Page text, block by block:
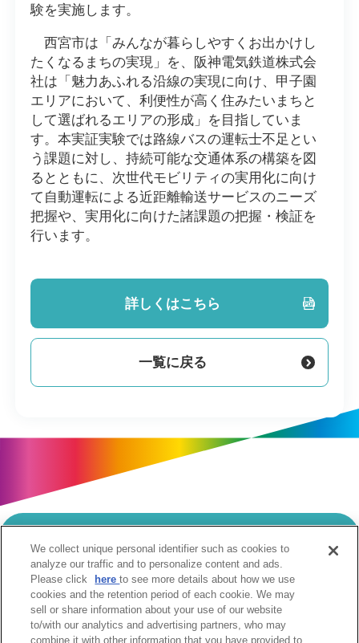
験を実施します。
西宮市は「みんなが暮らしやすくお出かけし
たくなるまちの実現」を、阪神電気鉄道株式会
社は「魅力あふれる沿線の実現に向け、甲子園
エリアにおいて、利便性が高く住みたいまちと
して選ばれるエリアの形成」を目指していま
す。本実証実験では路線バスの運転士不足とい
う課題に対し、持続可能な交通体系の構築を図
るとともに、次世代モビリティの実用化に向け
て自動運転による近距離輸送サービスのニーズ
把握や、実用化に向けた諸課題の把握・検証を
行います。
詳しくはこちら
一覧に戻る
当サイトのご利用にあたって
個人情報の取扱いについて
Cookie設定について
ソーシャルメディア利用規約
ウェブアクセシビリティへの取組み
関係会社
We collect unique personal identifier such as cookies to
analyze our traffic and to personalize content and ads.
Please click
hereto see more details about how we use
cookies and the retention period of each cookie. We may
sell or share information about your use of our website
to/with our analytics and advertising partners, who may
combine it with other information that you have provided to